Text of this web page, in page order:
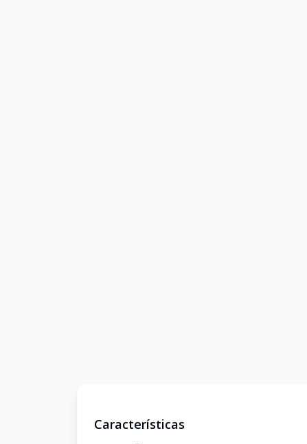
Características